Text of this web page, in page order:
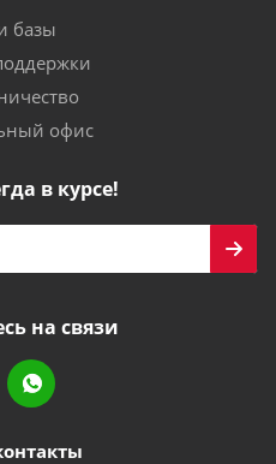
базы
офис
в курсе!
на связи